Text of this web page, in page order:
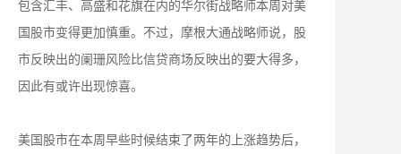
包含汇丰、高盛和花旗在内的华尔街战略师本周对美
国股市变得更加慎重。不过，摩根大通战略师说，股
市反映出的阑珊风险比信贷商场反映出的要大得多，
因此有或许出现惊喜。
美国股市在本周早些时候结束了两年的上涨趋势后，